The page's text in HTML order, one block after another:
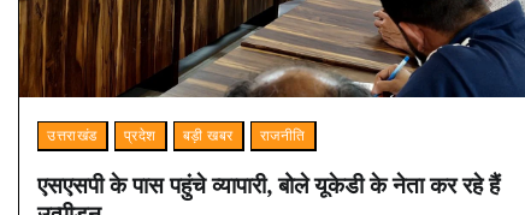
उत्तराखंड प्रदेश बड़ी खबर राजनीति
एसएसपी के पास पहुंचे व्यापारी, बोले यूकेडी के नेता कर रहे हैं